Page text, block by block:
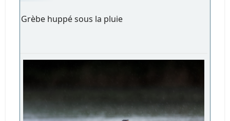
Grèbe huppé sous la pluie